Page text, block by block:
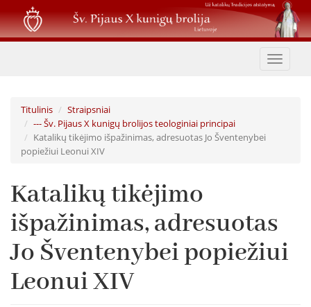
Pereiti
į
pagrindinį
Toggle
Titulinis
Straipsniai
--- Šv. Pijaus X kunigų brolijos teologiniai principai
Katalikų tikėjimo išpažinimas, adresuotas Jo Šventenybei
popiežiui Leonui XIV
Katalikų tikėjimo
išpažinimas, adresuotas
Jo Šventenybei popiežiui
Leonui XIV